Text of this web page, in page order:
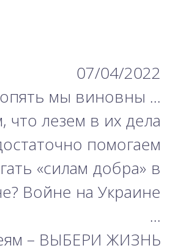
07/04/2022
… И опять мы виновны.
лезем в их дела.
помогаем.
«силам добра» в
Войне на Украине.
…
– ВЫБЕРИ ЖИЗНЬ.